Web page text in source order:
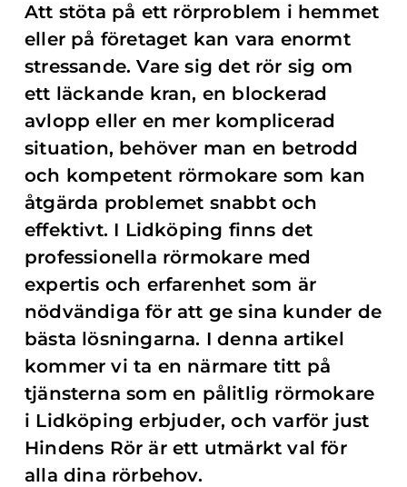
Att stöta på ett rörproblem i hemmet
eller på företaget kan vara enormt
stressande. Vare sig det rör sig om
ett läckande kran, en blockerad
avlopp eller en mer komplicerad
situation, behöver man en betrodd
och kompetent rörmokare som kan
åtgärda problemet snabbt och
effektivt. I Lidköping finns det
professionella rörmokare med
expertis och erfarenhet som är
nödvändiga för att ge sina kunder de
bästa lösningarna. I denna artikel
kommer vi ta en närmare titt på
tjänsterna som en pålitlig rörmokare
i Lidköping erbjuder, och varför just
Hindens Rör är ett utmärkt val för
alla dina rörbehov.